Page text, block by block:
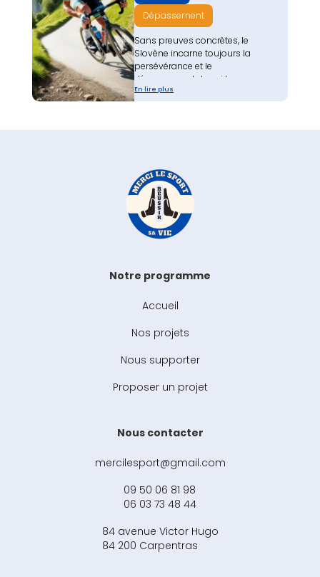
Dépassement
Sans preuves concrètes, le
Slovène incarne toujours la
persévérance et le
dépassement de soi !
En lire plus
Notre programme
Accueil
Nos projets
Nous supporter
Proposer un projet
Nous contacter
mercilesport@gmail.com
09 50 06 81 98
06 03 73 48 44
84 avenue Victor Hugo
84 200 Carpentras